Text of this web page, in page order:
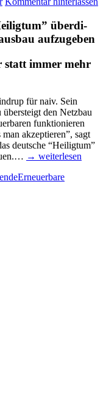
über­di­
aufzugeben
statt immer mehr
für naiv. Sein
den Netz­bau
funk­tio­nie­ren
akzep­tie­ren”, sagt
deut­sche “Hei­lig­tum”
→ wei­ter­le­sen
Erneuerbare